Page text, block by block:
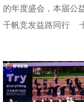
的年度盛会，本届公
千帆竞发益路同行